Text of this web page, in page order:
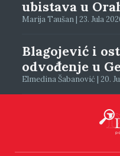
ubistava u
Marija Taušan | 23. Jula
Blagojević i
odvođenje u
Elmedina Šabanović | 20.